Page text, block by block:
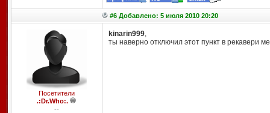
#6 Добавлено: 5 июля 2010 20:20
Посетители
.:Dr.Who:.
--
kinarin999,
ты наверно отключил этот пункт в рекавери